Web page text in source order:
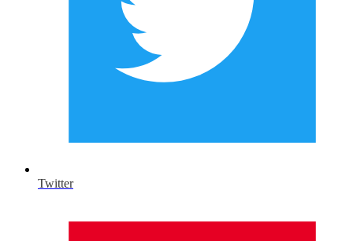
Twitter